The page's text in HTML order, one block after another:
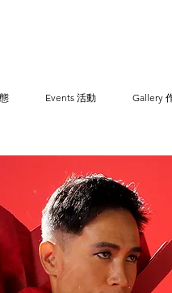
Events 活動 Gallery